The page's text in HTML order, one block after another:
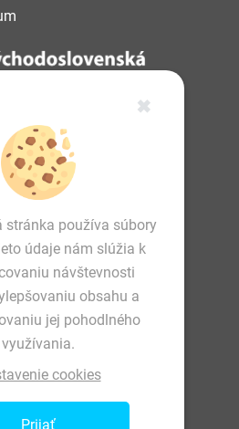
✖
stránka používa súbory
údaje nám slúžia k
návštevnosti
obsahu a
jej pohodlného
využívania.
cookies
Prijať